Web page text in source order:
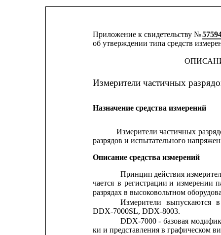
Приложение к свидетельству №
об утверждении типа средств
Измерители частичных
Назначение средства измерений
Измерители частичных
разрядов и испытательного
Описание средства измерений
Принцип действия
чается в регистрации и измерении
разрядах в высоковольтном
Измерители
выпускаются
в
DDX-7000SL, DDX-8003.
DDX-7000 - базовая
ки и представления в графическом